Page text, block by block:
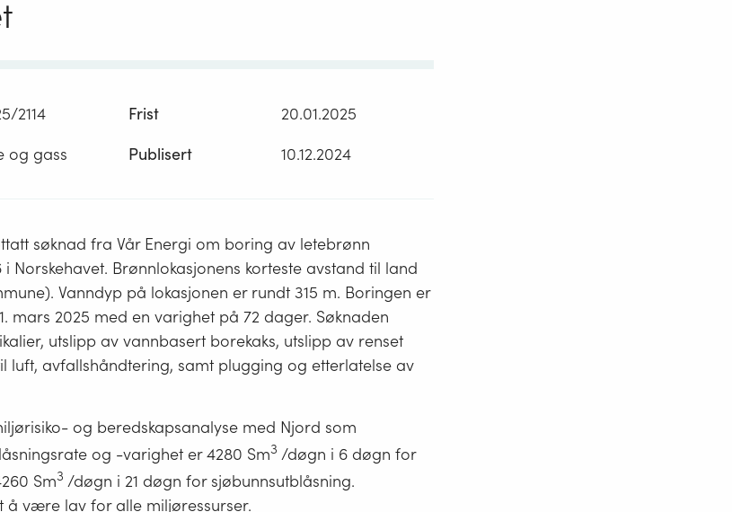
2114 Frist
20.01.2025
og gass Publisert 10.12.2024
søknad fra Vår Energi om boring av letebrønn
i Norskehavet. Brønnlokasjonens korteste avstand til land
Vanndyp på lokasjonen er rundt 315 m. Boringen er
mars 2025 med en varighet på 72 dager. Søknaden
utslipp av vannbasert borekaks, utslipp av renset
luft, avfallshåndtering, samt plugging og etterlatelse av
og beredskapsanalyse med Njord som
og -varighet er 4280 Sm3 /døgn i 6 døgn for
Sm3 /døgn i 21 døgn for sjøbunnsutblåsning.
å være lav for alle miljøressurser.